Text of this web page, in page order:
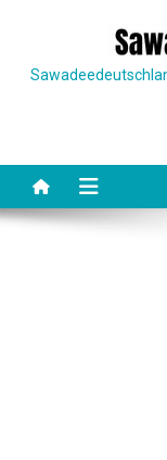
content